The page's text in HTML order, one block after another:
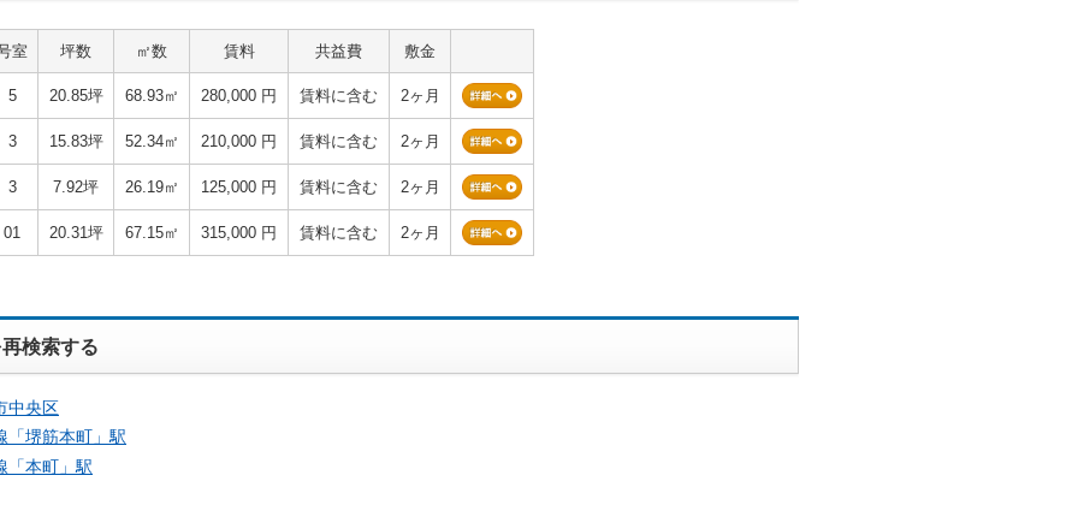
室 坪数 ㎡数 賃料 共益費 敷金
5 20.85坪 68.93㎡ 280,000 円 賃料に含む 2ヶ月
3 15.83坪 52.34㎡ 210,000 円 賃料に含む 2ヶ月
3 7.92坪 26.19㎡ 125,000 円 賃料に含む 2ヶ月
01 20.31坪 67.15㎡ 315,000 円 賃料に含む 2ヶ月
検索する
中央区
「堺筋本町 」駅
「本町 」駅